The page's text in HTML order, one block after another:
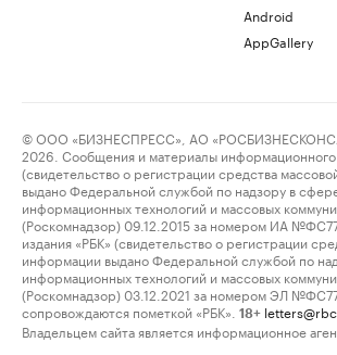
Android
AppGallery
© ООО «БИЗНЕСПРЕСС», АО
2026. Сообщения и материалы информационного
(свидетельство о регистрации средства
выдано Федеральной службой по надзору в
информационных технологий и массовых
(Роскомнадзор) 09.12.2015 за номером ИА
издания «РБК» (свидетельство о регистрации
информации выдано Федеральной службой по
информационных технологий и массовых
(Роскомнадзор) 03.12.2021 за номером ЭЛ
сопровождаются пометкой «РБК».
18+
Владельцем сайта является информационное